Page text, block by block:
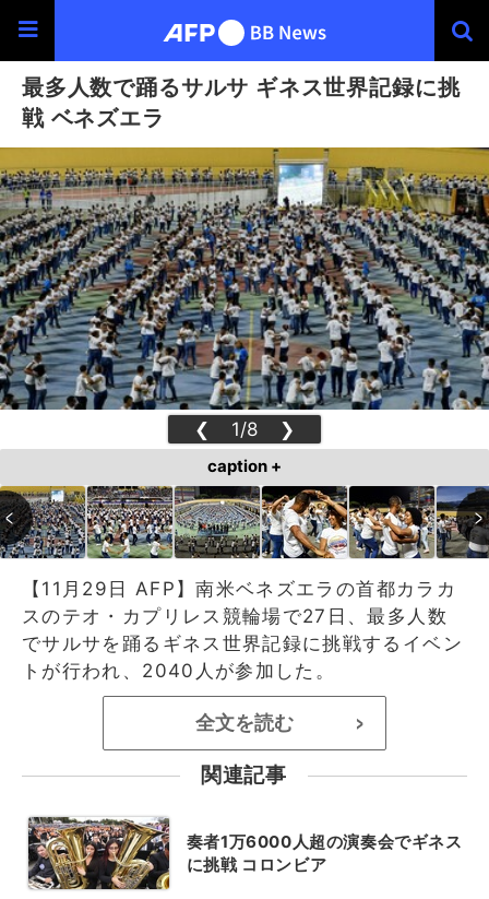
最多人数で踊るサルサ ギネス世界記録に挑
戦 ベネズエラ
❮ 1/8 ❯
caption +
【11月29日 AFP】南米ベネズエラの首都カラカ
スのテオ・カプリレス競輪場で27日、最多人数
でサルサを踊るギネス世界記録に挑戦するイベン
トが行われ、2040人が参加した。
全文を読む >
関連記事
奏者1万6000人超の演奏会でギネス
に挑戦 コロンビア